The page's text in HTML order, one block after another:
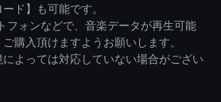
ド】も可能です。
フォンなどで、音楽データが再生可能
購入頂けますようお願いします。
よっては対応していない場合がござい